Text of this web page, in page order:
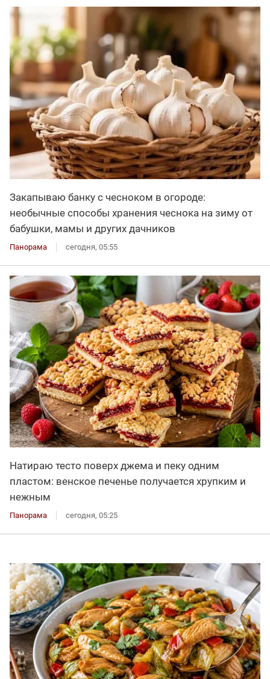
Закапываю банку с чесноком в огороде:
необычные способы хранения чеснока на зиму от
бабушки, мамы и других дачников
Панорама сегодня, 05:55
Натираю тесто поверх джема и пеку одним
пластом: венское печенье получается хрупким и
нежным
Панорама сегодня, 05:25